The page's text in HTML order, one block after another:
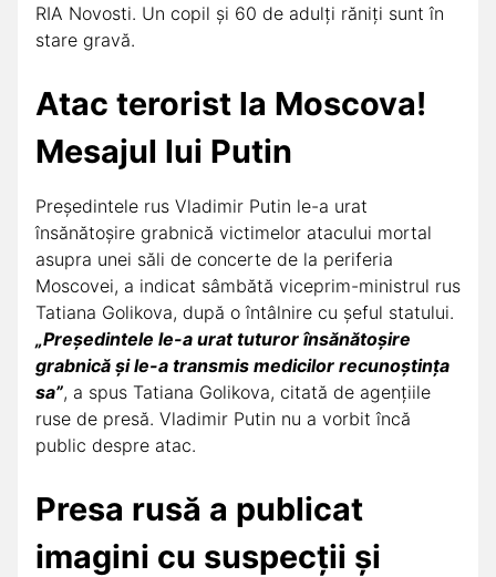
RIA Novosti. Un copil și 60 de adulți răniți sunt în
stare gravă.
Atac terorist la Moscova!
Mesajul lui Putin
Preşedintele rus Vladimir Putin le-a urat
însănătoşire grabnică victimelor atacului mortal
asupra unei săli de concerte de la periferia
Moscovei, a indicat sâmbătă viceprim-ministrul rus
Tatiana Golikova, după o întâlnire cu şeful statului.
„Preşedintele le-a urat tuturor însănătoşire
grabnică şi le-a transmis medicilor recunoştinţa
sa”, a spus Tatiana Golikova, citată de agenţiile
ruse de presă. Vladimir Putin nu a vorbit încă
public despre atac.
Presa rusă a publicat
imagini cu suspecții și